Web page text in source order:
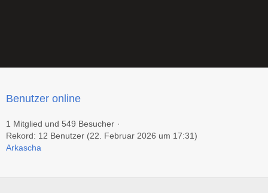
Benutzer online
1 Mitglied und 549 Besucher
Rekord: 12 Benutzer (22. Februar 2026 um 17:31)
Arkascha